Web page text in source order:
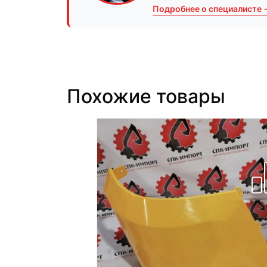
Подробнее о специалисте
Похожие товары